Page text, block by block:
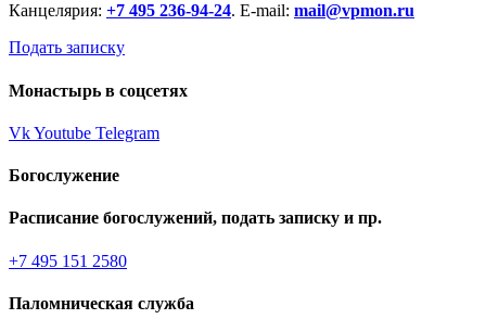
Канцелярия: +7 495 236-94-24. E-mail: mail@vpmon.ru
Подать записку
Монастырь в соцсетях
VkYoutube Telegram
Богослужение
Расписание богослужений, подать записку и пр.
+7 495 151 2580
Паломническая служба